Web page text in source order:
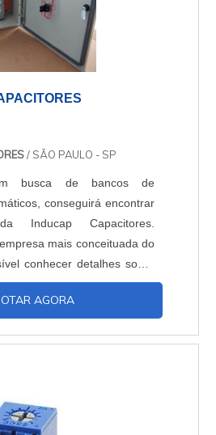
/ SÃO PAULO - SP
busca de bancos de
conseguirá encontrar
Inducap Capacitores.
mais conceituada do
conhecer detalhes sobre
em qualidade.MAIS
OS BANCOS DE
de capacitores automáticos
é possível encontrar
e gerador estático de
AGORA